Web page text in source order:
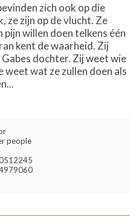
zich ook op die
ze zijn op de vlucht. Ze
pijn willen doen telkens één
kent de waarheid. Zij
dochter. Zij weet wie
wat ze zullen doen als
people